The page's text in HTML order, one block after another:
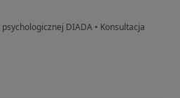
DIADA • Konsultacja
usunięte